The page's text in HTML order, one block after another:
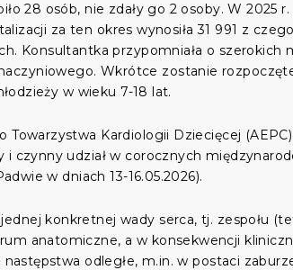
28 osób, nie zdały go 2 osoby. W 2025
za ten okres wynosiła 31 991 z
Konsultantka przypomniała o szerokich
Wkrótce zostanie
w wieku 7-18 lat.
Towarzystwa Kardiologii Dziecięcej
czynny udział w corocznych
w dniach 13-16.05.2026).
konkretnej wady serca, tj. zespołu
anatomiczne, a w konsekwencji
odległe, m.in. w postaci